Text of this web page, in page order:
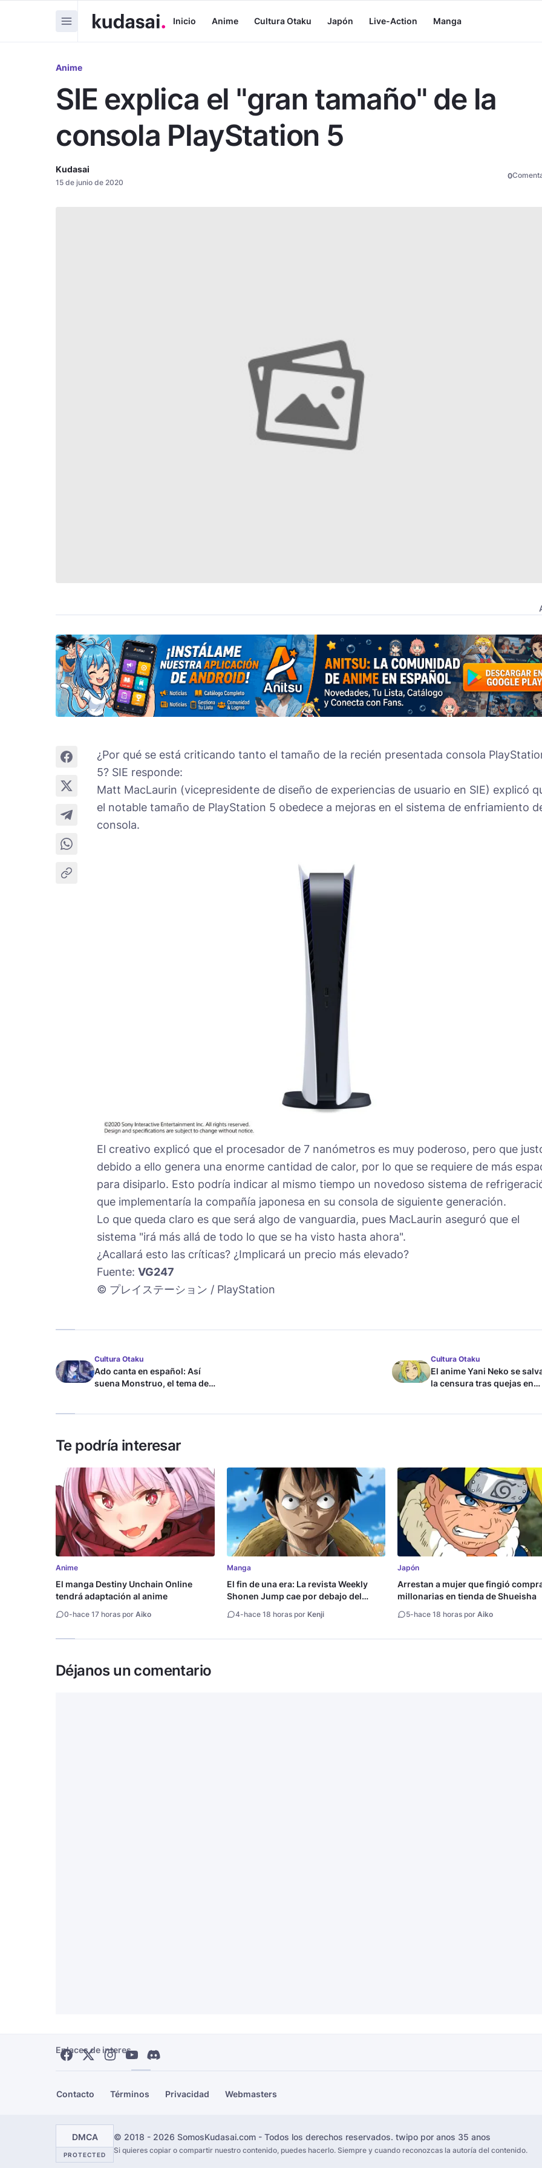
Inicio Anime Cultura Otaku Japón Live-Action Manga
Anime
SIE explica el "gran tamaño" de la
consola PlayStation 5
Kudasai
15 de junio de 2020
0
¿Por qué se está criticando tanto el tamaño de la recién presentada consola
5? SIE responde:
Matt MacLaurin (vicepresidente de diseño de experiencias de usuario en SIE) explicó
el notable tamaño de PlayStation 5 obedece a mejoras en el sistema de enfriamiento
consola.
El creativo explicó que el procesador de 7 nanómetros es muy poderoso, pero que
debido a ello genera una enorme cantidad de calor, por lo que se requiere de más
para disiparlo. Esto podría indicar al mismo tiempo un novedoso sistema de
que implementaría la compañía japonesa en su consola de siguiente generación.
Lo que queda claro es que será algo de vanguardia, pues MacLaurin aseguró que el
sistema "irá más allá de todo lo que se ha visto hasta ahora".
¿Acallará esto las críticas? ¿Implicará un precio más elevado?
Fuente: VG247
© プレイステーション / PlayStation
Cultura Otaku
Ado canta en español: Así
suena Monstruo, el tema de
Cultura Otaku
El anime Yani Neko se
la censura tras quejas en
Te podría interesar
Anime
El manga Destiny Unchain Online
tendrá adaptación al anime
0-hace 17 horas por Aiko
Manga
El fin de una era: La revista Weekly
Shonen Jump cae por debajo del
4-hace 18 horas por Kenji
Japón
Arrestan a mujer que fingió
millonarias en tienda de Shueisha
5-hace 18 horas porAiko
Déjanos un comentario
Enlaces de interes
Contacto Términos Privacidad Webmasters
© 2018 - 2026 SomosKudasai.com - Todos los derechos reservados. twipo por anos 35 anos
Si quieres copiar o compartir nuestro contenido, puedes hacerlo. Siempre y cuando reconozcas la autoría del contenido.
DMCA
PROTECTED